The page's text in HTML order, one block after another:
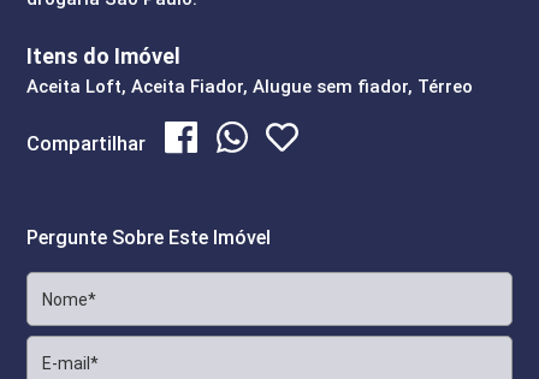
Itens do Imóvel
Aceita Loft, Aceita Fiador, Alugue sem fiador, Térreo
Compartilhar
Pergunte Sobre Este Imóvel